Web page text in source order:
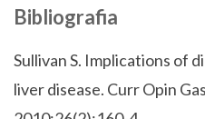
Bibliografia
Sullivan S. Implications of
liver disease. Curr Opin